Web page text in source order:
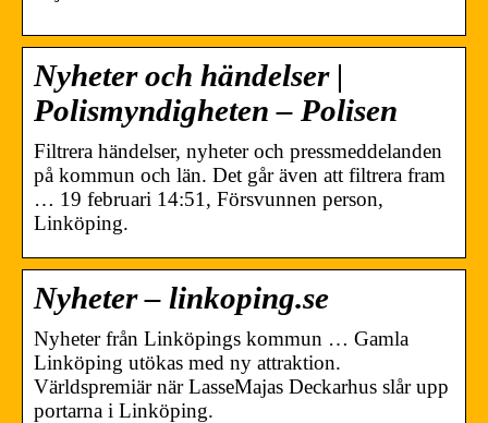
Nyheter och händelser |
Polismyndigheten – Polisen
Filtrera händelser, nyheter och pressmeddelanden
på kommun och län. Det går även att filtrera fram
… 19 februari 14:51, Försvunnen person,
Linköping.
Nyheter – linkoping.se
Nyheter från Linköpings kommun … Gamla
Linköping utökas med ny attraktion.
Världspremiär när LasseMajas Deckarhus slår upp
portarna i Linköping.